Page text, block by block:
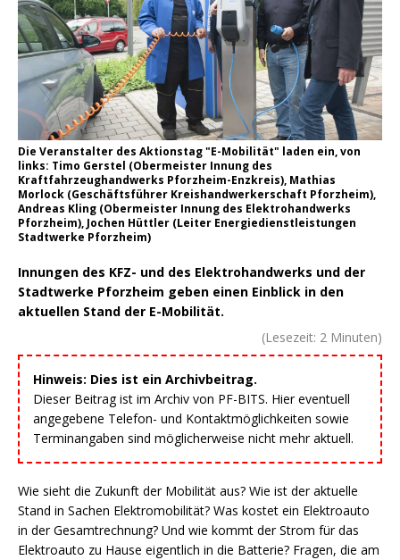
Die Veranstalter des Aktionstag "E-Mobilität" laden ein, von
links: Timo Gerstel (Obermeister Innung des
Kraftfahrzeughandwerks Pforzheim-Enzkreis), Mathias
Morlock (Geschäftsführer Kreishandwerkerschaft Pforzheim),
Andreas Kling (Obermeister Innung des Elektrohandwerks
Pforzheim), Jochen Hüttler (Leiter Energiedienstleistungen
Stadtwerke Pforzheim)
Innungen des KFZ- und des Elektrohandwerks und der
Stadtwerke Pforzheim geben einen Einblick in den
aktuellen Stand der E-Mobilität.
(Lesezeit: 2 Minuten)
Hinweis: Dies ist ein Archivbeitrag.
Dieser Beitrag ist im Archiv von PF-BITS. Hier eventuell
angegebene Telefon- und Kontaktmöglichkeiten sowie
Terminangaben sind möglicherweise nicht mehr aktuell.
Wie sieht die Zukunft der Mobilität aus? Wie ist der aktuelle
Stand in Sachen Elektromobilität? Was kostet ein Elektroauto
in der Gesamtrechnung? Und wie kommt der Strom für das
Elektroauto zu Hause eigentlich in die Batterie? Fragen, die am